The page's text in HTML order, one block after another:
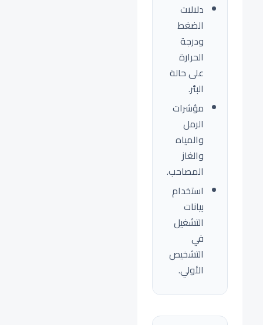
دلالات
الضغط
ودرجة
الحرارة
على حالة
البئر.
مؤشرات
الرمل
والمياه
والغاز
المصاحب.
استخدام
بيانات
التشغيل
في
التشخيص
الأولي.